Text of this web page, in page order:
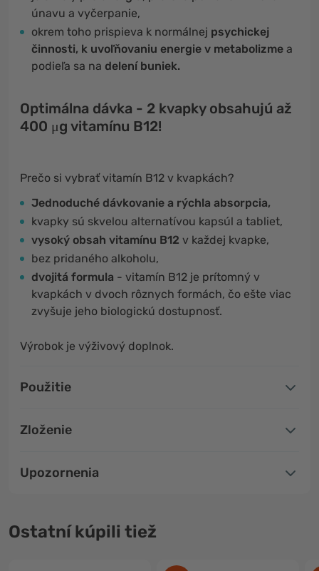
únavu a vyčerpanie,
okrem toho prispieva k normálnej psychickej
činnosti, k uvoľňovaniu energie v metabolizme a
podieľa sa na delení buniek.
Optimálna dávka - 2 kvapky obsahujú až
400 μg vitamínu B12!
Prečo si vybrať vitamín B12 v kvapkách?
Jednoduché dávkovanie a rýchla absorpcia,
kvapky sú skvelou alternatívou kapsúl a tabliet,
vysoký obsah vitamínu B12 v každej kvapke,
bez pridaného alkoholu,
dvojitá formula​​ - vitamín B12 je prítomný v
kvapkách v dvoch rôznych formách, čo ešte viac
zvyšuje jeho biologickú dostupnosť.
Výrobok je výživový doplnok.
Použitie
Zloženie
Upozornenia
Ostatní kúpili tiež